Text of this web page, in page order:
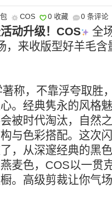
COS 0 收藏 0 条评论
动升级！COS
全
，来收版型好羊毛含
称，不靠浮夸取胜
。经典隽永的风格
被时代淘汰，自然
与色彩搭配。这次
，从深邃经典的黑
麦色，COS以一贯
。高级剪裁让你气